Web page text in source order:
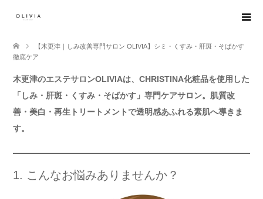
【木更津｜しみ改善専門サロン OLIVIA】シミ・くすみ・肝斑・そばかす
徹底ケア
木更津のエステサロンOLIVIAは、CHRISTINA化粧品を使用した
「しみ・肝斑・くすみ・そばかす」専門ケアサロン。肌質改
善・美白・再生トリートメントで透明感あふれる素肌へ導きま
す。
1. こんなお悩みありませんか？